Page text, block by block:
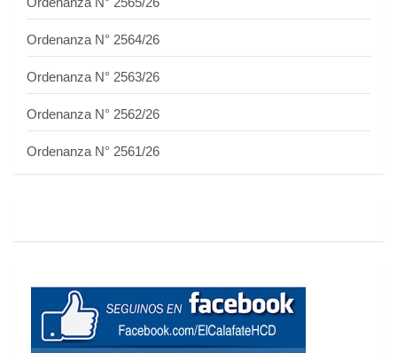
Ordenanza N° 2564/26
Ordenanza N° 2563/26
Ordenanza N° 2562/26
Ordenanza N° 2561/26